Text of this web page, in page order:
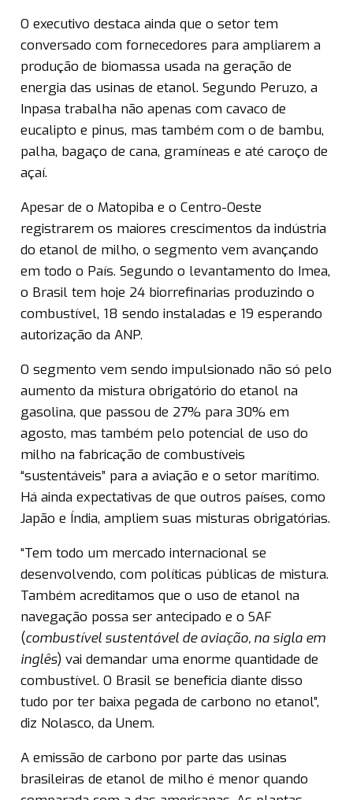
O executivo destaca ainda que o setor tem
conversado com fornecedores para ampliarem a
produção de biomassa usada na geração de
energia das usinas de etanol. Segundo Peruzo, a
Inpasa trabalha não apenas com cavaco de
eucalipto e pinus, mas também com o de bambu,
palha, bagaço de cana, gramíneas e até caroço de
açaí.
Apesar de o Matopiba e o Centro-Oeste
registrarem os maiores crescimentos da indústria
do etanol de milho, o segmento vem avançando
em todo o País. Segundo o levantamento do Imea,
o Brasil tem hoje 24 biorrefinarias produzindo o
combustível, 18 sendo instaladas e 19 esperando
autorização da ANP.
O segmento vem sendo impulsionado não só pelo
aumento da mistura obrigatório do etanol na
gasolina, que passou de 27% para 30% em
agosto, mas também pelo potencial de uso do
milho na fabricação de combustíveis
“sustentáveis” para a aviação e o setor marítimo.
Há ainda expectativas de que outros países, como
Japão e Índia, ampliem suas misturas obrigatórias.
“Tem todo um mercado internacional se
desenvolvendo, com políticas públicas de mistura.
Também acreditamos que o uso de etanol na
navegação possa ser antecipado e o SAF
(combustível sustentável de aviação, na sigla em
inglês) vai demandar uma enorme quantidade de
combustível. O Brasil se beneficia diante disso
tudo por ter baixa pegada de carbono no etanol”,
diz Nolasco, da Unem.
A emissão de carbono por parte das usinas
brasileiras de etanol de milho é menor quando